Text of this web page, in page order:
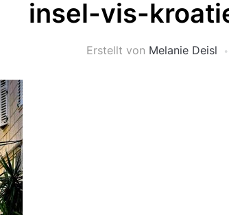
insel-vis-
Erstellt von Melanie Deisl